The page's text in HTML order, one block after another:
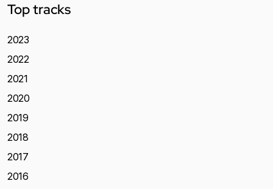
Top tracks
2023
2022
2021
2020
2019
2018
2017
2016